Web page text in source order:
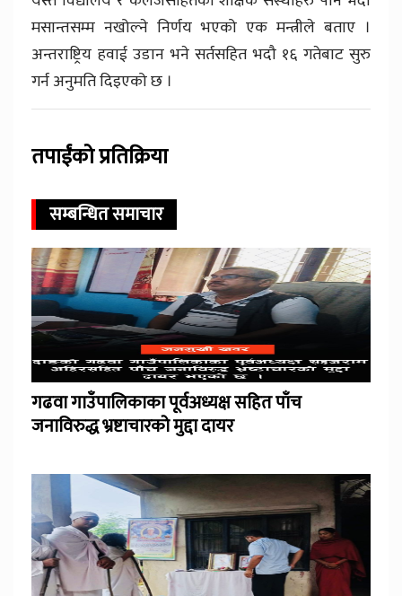
मसान्तसम्म नखोल्ने निर्णय भएको एक मन्त्रीले बताए ।
अन्तराष्ट्रिय हवाई उडान भने सर्तसहित भदौ १६ गतेबाट सुरु
गर्न अनुमति दिइएको छ ।
तपाईंको प्रतिक्रिया
सम्बन्धित समाचार
गढवा गाउँपालिकाका पूर्वअध्यक्ष सहित पाँच
जनाविरुद्ध भ्रष्टाचारको मुद्दा दायर